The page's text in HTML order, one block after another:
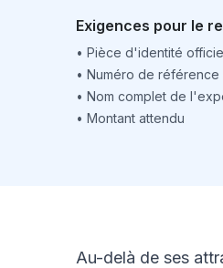
Exigences pour le
• Pièce d'identité
• Numéro de référence
• Nom complet de
• Montant attendu
Au-delà de ses